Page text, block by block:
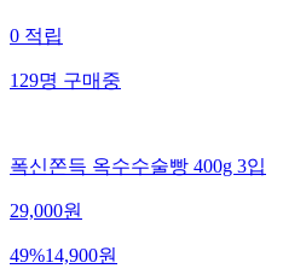
0적립
129명구매중
폭신쫀득 옥수수술빵 400g 3입
29,000원
49%14,900원